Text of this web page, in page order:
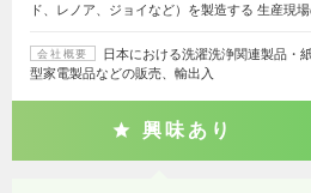
ド、レノア、ジョイなど）を製造する 生産現
会社概要
日本における洗濯洗浄関連製品・
型家電製品などの販売、輸出入
興味あり